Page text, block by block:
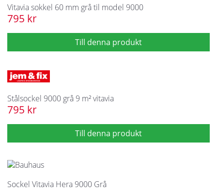
Vitavia sokkel 60 mm grå til model 9000
795 kr
Stålsockel 9000 grå 9 m² vitavia
795 kr
Sockel Vitavia Hera 9000 Grå